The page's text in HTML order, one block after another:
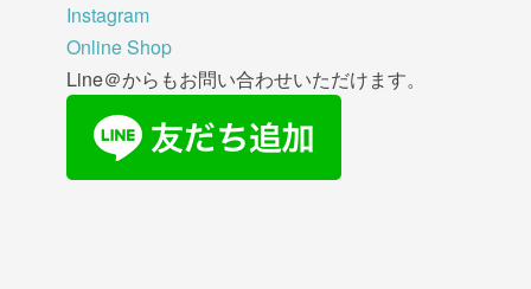
Instagram
Online Shop
Line＠からもお問い合わせいただけます。